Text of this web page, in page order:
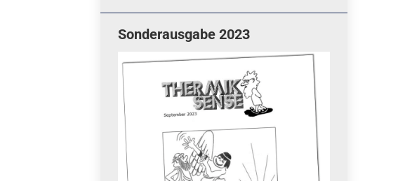
Sonderausgabe 2023
Quicklinks
News
Termine